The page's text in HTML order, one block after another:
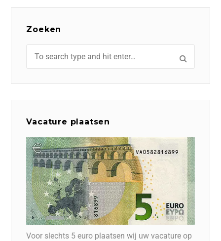
Zoeken
Vacature plaatsen
Voor slechts 5 euro plaatsen wij uw vacature op